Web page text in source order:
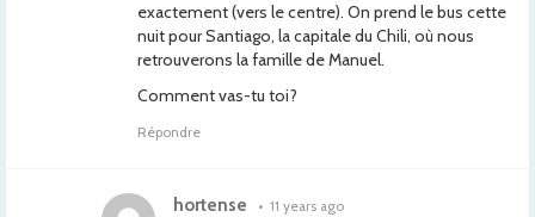
exactement (vers le centre). On prend le bus cette
nuit pour Santiago, la capitale du Chili, où nous
retrouverons la famille de Manuel.
Comment vas-tu toi?
Répondre
hortense • 11 years ago